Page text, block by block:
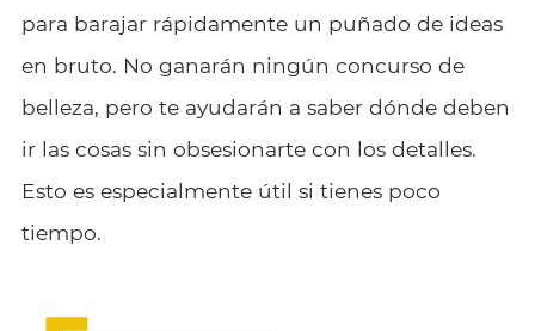
para barajar rápidamente un puñado de ideas
en bruto. No ganarán ningún concurso de
belleza, pero te ayudarán a saber dónde deben
ir las cosas sin obsesionarte con los detalles.
Esto es especialmente útil si tienes poco
tiempo.